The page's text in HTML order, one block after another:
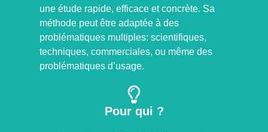
une étude rapide, efficace et concrète. Sa
méthode peut être adaptée à des
problématiques multiples: scientifiques,
techniques, commerciales, ou même des
problématiques d’usage.
Pour qui ?